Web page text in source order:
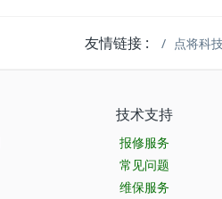
友情链接 : 点将科
技术支持
报修服务
常见问题
维保服务